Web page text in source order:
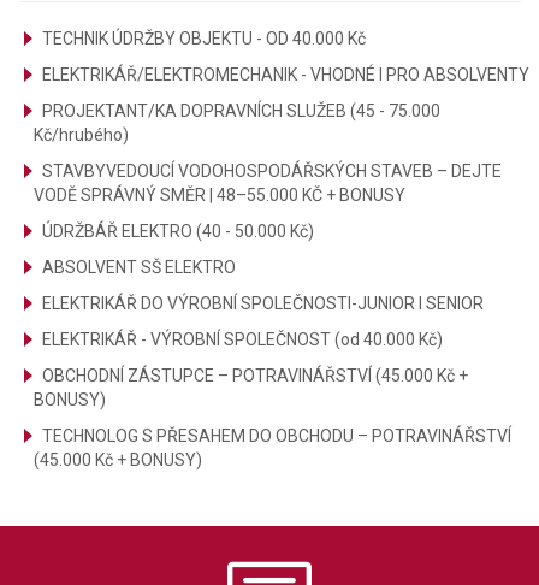
TECHNIK ÚDRŽBY OBJEKTU - OD 40.000 Kč
ELEKTRIKÁŘ/ELEKTROMECHANIK - VHODNÉ I PRO ABSOLVENTY
PROJEKTANT/KA DOPRAVNÍCH SLUŽEB (45 - 75.000
Kč/hrubého)
STAVBYVEDOUCÍ VODOHOSPODÁŘSKÝCH STAVEB – DEJTE
VODĚ SPRÁVNÝ SMĚR | 48–55.000 KČ + BONUSY
ÚDRŽBÁŘ ELEKTRO (40 - 50.000 Kč)
ABSOLVENT SŠ ELEKTRO
ELEKTRIKÁŘ DO VÝROBNÍ SPOLEČNOSTI-JUNIOR I SENIOR
ELEKTRIKÁŘ - VÝROBNÍ SPOLEČNOST (od 40.000 Kč)
OBCHODNÍ ZÁSTUPCE – POTRAVINÁŘSTVÍ (45.000 Kč +
BONUSY)
TECHNOLOG S PŘESAHEM DO OBCHODU – POTRAVINÁŘSTVÍ
(45.000 Kč + BONUSY)